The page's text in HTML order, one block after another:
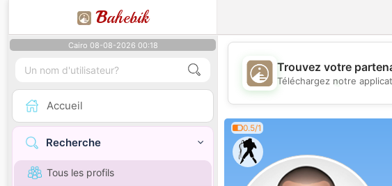
Bahebik
Cairo 08-08-2026 00:18
Accueil
Recherche
Tous les profils
💖
Trouvez votre
Téléchargez notre
0.5/1